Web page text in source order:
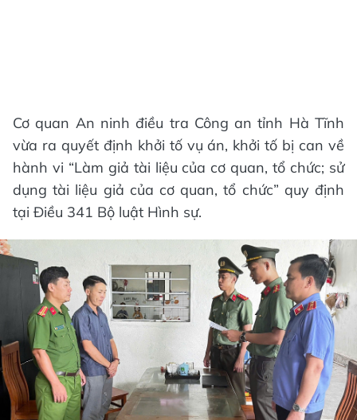
Cơ quan An ninh điều tra Công an tỉnh Hà Tĩnh
vừa ra quyết định khởi tố vụ án, khởi tố bị can về
hành vi “Làm giả tài liệu của cơ quan, tổ chức; sử
dụng tài liệu giả của cơ quan, tổ chức” quy định
tại Điều 341 Bộ luật Hình sự.